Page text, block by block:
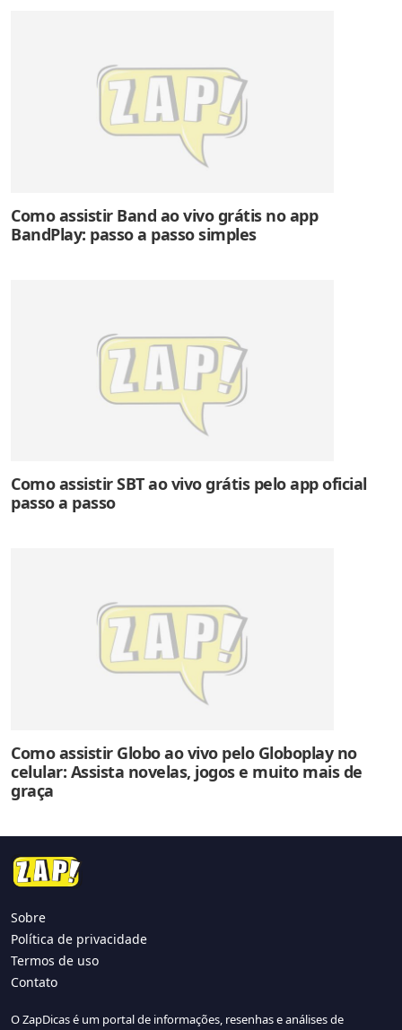
Como assistir Band ao vivo grátis no app
BandPlay: passo a passo simples
Como assistir SBT ao vivo grátis pelo app oficial
passo a passo
Como assistir Globo ao vivo pelo Globoplay no
celular: Assista novelas, jogos e muito mais de
graça
Sobre
Política de privacidade
Termos de uso
Contato
O ZapDicas é um portal de informações, resenhas e análises de